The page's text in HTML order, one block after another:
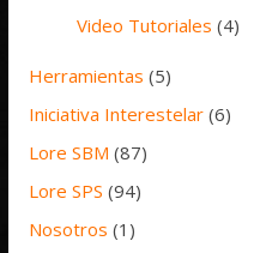
Video Tutoriales (4)
Herramientas (5)
Iniciativa Interestelar (6)
Lore SBM (87)
Lore SPS (94)
Nosotros (1)